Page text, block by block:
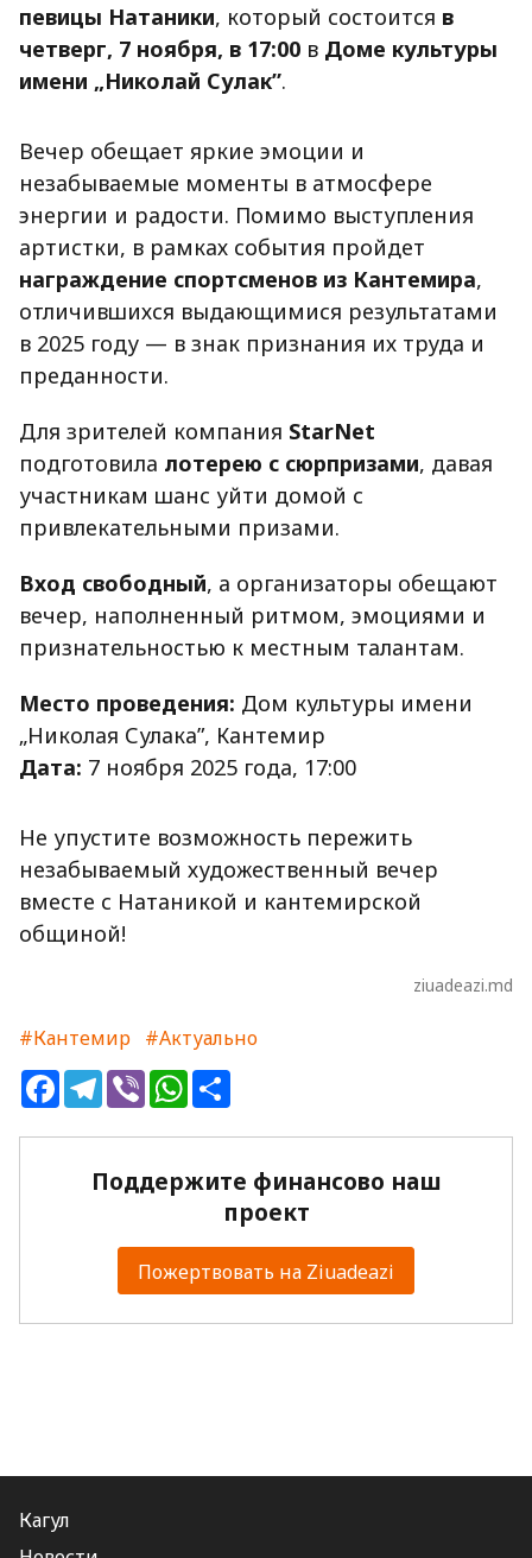
певицы Натаники, который состоится в
четверг, 7 ноября, в 17:00 в Доме культуры
имени „Николай Сулак”.
Вечер обещает яркие эмоции и
незабываемые моменты в атмосфере
энергии и радости. Помимо выступления
артистки, в рамках события пройдет
награждение спортсменов из Кантемира,
отличившихся выдающимися результатами
в 2025 году — в знак признания их труда и
преданности.
Для зрителей компания StarNet
подготовила лотерею с сюрпризами, давая
участникам шанс уйти домой с
привлекательными призами.
Вход свободный, а организаторы обещают
вечер, наполненный ритмом, эмоциями и
признательностью к местным талантам.
Место проведения: Дом культуры имени
„Николая Сулака”, Кантемир
Дата: 7 ноября 2025 года, 17:00
Не упустите возможность пережить
незабываемый художественный вечер
вместе с Натаникой и кантемирской
общиной!
ziuadeazi.md
#Кантемир #Актуально
FacebookTelegram
ViberWhatsApp
Поддержите финансово наш
проект
Пожертвовать на Ziuadeazi
Кагул